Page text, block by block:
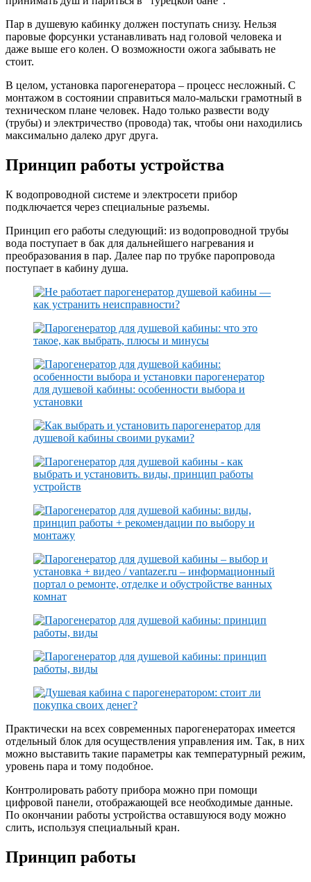
Пар в душевую кабинку должен поступать снизу. Нельзя
паровые форсунки устанавливать над головой человека и
даже выше его колен. О возможности ожога забывать не
стоит.
В целом, установка парогенератора – процесс несложный. С
монтажом в состоянии справиться мало-мальски грамотный в
техническом плане человек. Надо только развести воду
(трубы) и электричество (провода) так, чтобы они находились
максимально далеко друг друга.
Принцип работы устройства
К водопроводной системе и электросети прибор
подключается через специальные разъемы.
Принцип его работы следующий: из водопроводной трубы
вода поступает в бак для дальнейшего нагревания и
преобразования в пар. Далее пар по трубке паропровода
поступает в кабину душа.
Практически на всех современных парогенераторах имеется
отдельный блок для осуществления управления им. Так, в них
можно выставить такие параметры как температурный режим,
уровень пара и тому подобное.
Контролировать работу прибора можно при помощи
цифровой панели, отображающей все необходимые данные.
По окончании работы устройства оставшуюся воду можно
слить, используя специальный кран.
Принцип работы